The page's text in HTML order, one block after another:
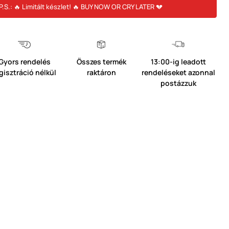
🔥 Limitált készlet! 🔥 BUY NOW OR CRY LATER 💔
rendelés
nélkül
Összes termék
raktáron
13:00-ig leadott
rendeléseket azonnal
postázzuk